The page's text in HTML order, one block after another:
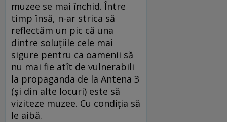
muzee se mai închid. Între
timp însă, n-ar strica să
reflectăm un pic că una
dintre soluţiile cele mai
sigure pentru ca oamenii să
nu mai fie atît de vulnerabili
la propaganda de la Antena 3
(şi din alte locuri) este să
viziteze muzee. Cu condiţia să
le aibă.